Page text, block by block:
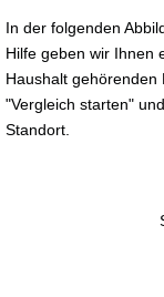
In der folgenden
Hilfe geben wir Ihnen
Haushalt gehörenden
"Vergleich starten"
Standort.